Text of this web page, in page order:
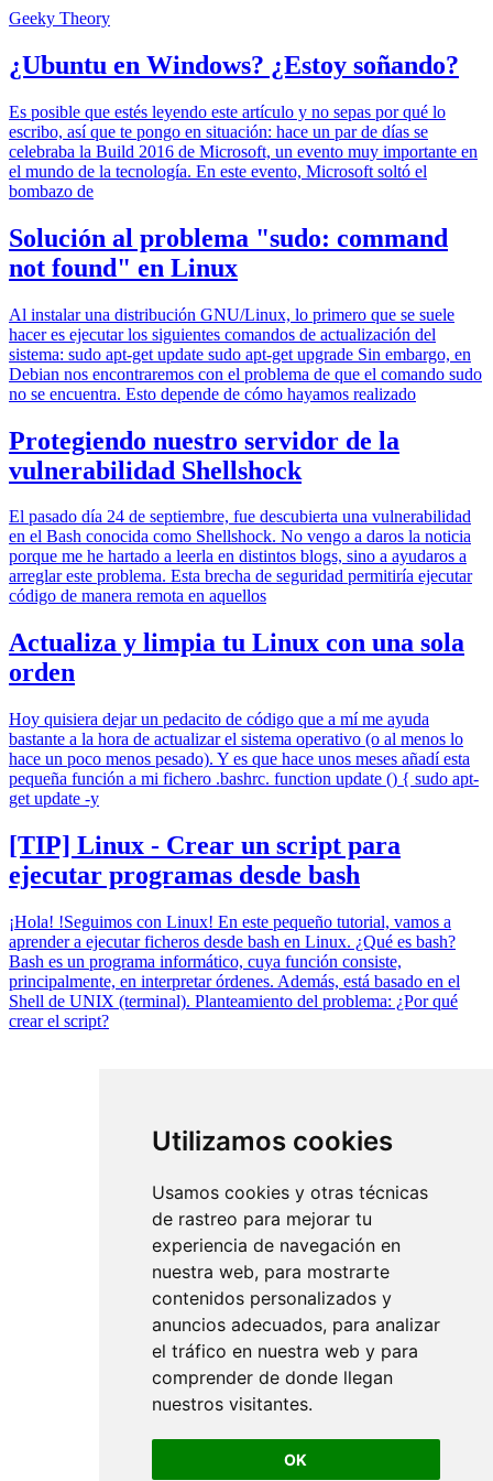
Utilizamos cookies
Usamos cookies y otras técnicas
de rastreo para mejorar tu
experiencia de navegación en
nuestra web, para mostrarte
contenidos personalizados y
anuncios adecuados, para analizar
el tráfico en nuestra web y para
comprender de donde llegan
nuestros visitantes.
OK
Geeky Theory
¿Ubuntu en Windows? ¿Estoy soñando?
Es posible que estés leyendo este artículo y no sepas por qué lo
escribo, así que te pongo en situación: hace un par de días se
celebraba la Build 2016 de Microsoft, un evento muy importante en
el mundo de la tecnología. En este evento, Microsoft soltó el
bombazo de
Solución al problema "sudo: command
not found" en Linux
Al instalar una distribución GNU/Linux, lo primero que se suele
hacer es ejecutar los siguientes comandos de actualización del
sistema: sudo apt-get update sudo apt-get upgrade Sin embargo, en
Debian nos encontraremos con el problema de que el comando sudo
no se encuentra. Esto depende de cómo hayamos realizado
Protegiendo nuestro servidor de la
vulnerabilidad Shellshock
El pasado día 24 de septiembre, fue descubierta una vulnerabilidad
en el Bash conocida como Shellshock. No vengo a daros la noticia
porque me he hartado a leerla en distintos blogs, sino a ayudaros a
arreglar este problema. Esta brecha de seguridad permitiría ejecutar
código de manera remota en aquellos
Actualiza y limpia tu Linux con una sola
orden
Hoy quisiera dejar un pedacito de código que a mí me ayuda
bastante a la hora de actualizar el sistema operativo (o al menos lo
hace un poco menos pesado). Y es que hace unos meses añadí esta
pequeña función a mi fichero .bashrc. function update () { sudo apt-
get update -y
[TIP] Linux - Crear un script para
ejecutar programas desde bash
¡Hola! !Seguimos con Linux! En este pequeño tutorial, vamos a
aprender a ejecutar ficheros desde bash en Linux. ¿Qué es bash?
Bash es un programa informático, cuya función consiste,
principalmente, en interpretar órdenes. Además, está basado en el
Shell de UNIX (terminal). Planteamiento del problema: ¿Por qué
crear el script?